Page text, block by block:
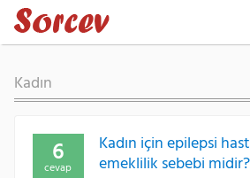
Kadın
Kadın için epilepsi
emeklilik sebebi midir?
6
cevap